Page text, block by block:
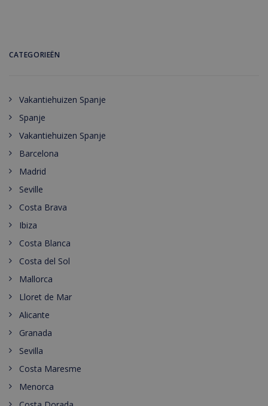
CATEGORIEËN
Vakantiehuizen Spanje
Spanje
Vakantiehuizen Spanje
Barcelona
Madrid
Seville
Costa Brava
Ibiza
Costa Blanca
Costa del Sol
Mallorca
Lloret de Mar
Alicante
Granada
Sevilla
Costa Maresme
Menorca